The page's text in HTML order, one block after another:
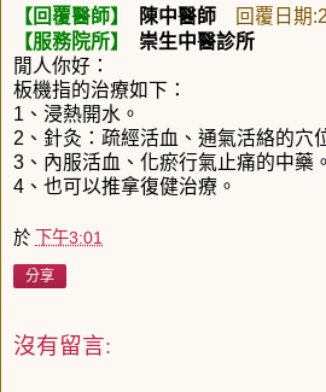
【回覆醫師】 陳中醫師 回覆日期
【服務院所】
崇生中醫診所
閒人你好：
板機指的治療如下：
1 、浸熱開水。
2 、針灸：疏經活血、通氣活絡的穴
3 、內服活血、化瘀行氣止痛的中藥。
4 、也可以推拿復健治療。
於 下午3:01
分享
沒有留言: